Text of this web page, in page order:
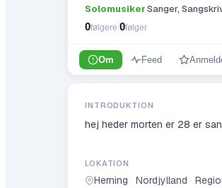
Solomusiker·Sanger,
0følgere 0følger
Om Feed
INTRODUKTION
hej heder morten er 28 er
LOKATION
Herning · Nordjylland ·